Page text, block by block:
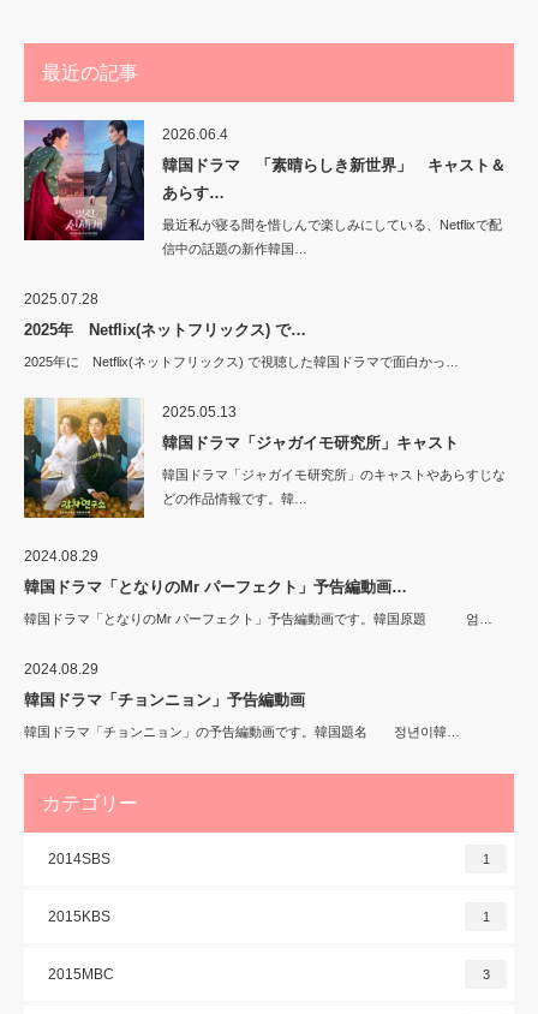
最近の記事
2026.06.4
韓国ドラマ 「素晴らしき新世界」 キャスト＆
あらす…
最近私が寝る間を惜しんで楽しみにしている、Netflixで配
信中の話題の新作韓国…
2025.07.28
2025年 Netflix(ネットフリックス) で…
2025年に Netflix(ネットフリックス) で視聴した韓国ドラマで面白かっ…
2025.05.13
韓国ドラマ「ジャガイモ研究所」キャスト
韓国ドラマ「ジャガイモ研究所」のキャストやあらすじな
どの作品情報です。韓…
2024.08.29
韓国ドラマ「となりのMr パーフェクト」予告編動画…
韓国ドラマ「となりのMr パーフェクト」予告編動画です。韓国原題 엄…
2024.08.29
韓国ドラマ「チョンニョン」予告編動画
韓国ドラマ「チョンニョン」の予告編動画です。韓国題名 정년이韓…
カテゴリー
2014SBS 1
2015KBS 1
2015MBC 3